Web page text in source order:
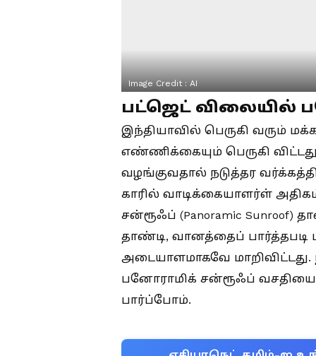
Image Credit : AI
பட்ஜெட் விலையில்
இந்தியாவில் பெருகி வரும்
எண்ணிக்கையும் பெருகி
வழங்குவதால் நடுத்தர
காரில் வாடிக்கையாளர்ள்
சன்ரூஃப் (Panoramic
தாண்டி, வானத்தைப்
அடையாளமாகவே மாறிவிட்டது.
பனோராமிக் சன்ரூஃப் வசதியை
பார்ப்போம்.